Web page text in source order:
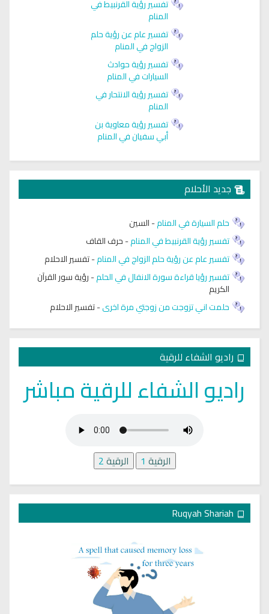
تفسير رؤية القرنبيط في
المنام
تفسير عام عن رؤية حلم
الزواج في المنام
تفسير رؤية حوادث
السيارات في المنام
تفسير رؤية الانتحار في
المنام
تفسير رؤية معاوية بن
أبي سفيان في المنام
جديد الأحلام
حلم السيارة في المنام-السين
تفسير رؤية القرنبيط في المنام-حرف القاف
تفسير عام عن رؤية حلم الزواج في المنام-تفسير الاحلام
تفسير رؤيا قراءة سورة الانفال في الحلم-رؤية سور القرآن
الكريم
حلمت اني تزوجت من زوجتي مرة اخرى-تفسير الاحلام
راديو الشفاء للرقية
راديو الشفاء للرقية مباشر
الرقية 1 الرقية2